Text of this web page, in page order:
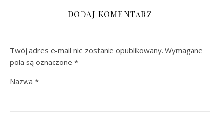
DODAJ KOMENTARZ
Twój adres e-mail nie zostanie opublikowany. Wymagane
pola są oznaczone *
Nazwa *